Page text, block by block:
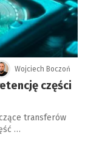
Wojciech Boczoń
części
transferów
…